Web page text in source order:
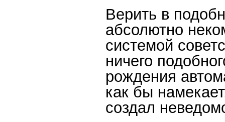
Верить в
абсолютно
системой
ничего
рождения
как бы
создал